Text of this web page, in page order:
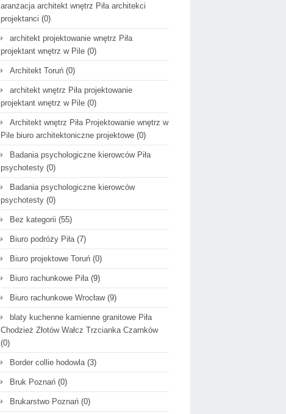
aranżacja architekt wnętrz Piła architekci
projektanci (0)
architekt projektowanie wnętrz Piła
projektant wnętrz w Pile (0)
Architekt Toruń (0)
architekt wnętrz Piła projektowanie
projektant wnętrz w Pile (0)
Architekt wnętrz Piła Projektowanie wnętrz w
Pile biuro architektoniczne projektowe (0)
Badania psychologiczne kierowców Piła
psychotesty (0)
Badania psychologiczne kierowców
psychotesty (0)
Bez kategorii (55)
Biuro podróży Piła(7)
Biuro projektowe Toruń (0)
Biuro rachunkowe Piła(9)
Biuro rachunkowe Wrocław(9)
blaty kuchenne kamienne granitowe Piła
Chodzież Złotów Wałcz Trzcianka Czarnków
(0)
Border collie hodowla(3)
Bruk Poznań (0)
Brukarstwo Poznań (0)